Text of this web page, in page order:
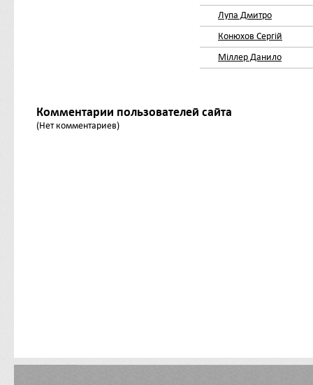
Лупа Дмитро
Конюхов Сергій
Міллер Данило
Комментарии пользователей сайта
(Нет комментариев)